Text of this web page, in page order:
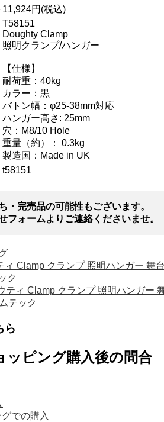
11,924円(税込)
T58151
Doughty Clamp
照明クランプ/ハンガー
【仕様】
耐荷重：40kg
カラー：黒
バトン幅：φ25-38mm対応
ハンガー高さ: 25mm
穴：M8/10 Hole
重量（約）： 0.3kg
製造国：Made in UK
t58151
・完売品の可能性もございます。
フォームよりご連絡くださいませ。
ィ Clamp クランプ 照明ハンガー 舞
ク
ティ Clamp クランプ 照明ハンガー
テック
ら
ッピング購入後の問合
での購入